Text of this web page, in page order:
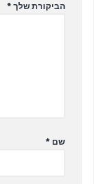
הביקורת שלך *
שם *